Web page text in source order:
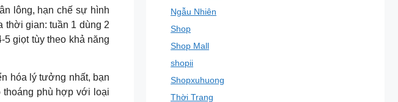
lông, hạn chế sự hình
thời gian: tuần 1 dùng 2
giọt tùy theo khả năng
hóa lý tưởng nhất, bạn
thoáng phù hợp với loại
Ngẫu Nhiên
Shop
Shop Mall
shopii
Shopxuhuong
Thời Trang